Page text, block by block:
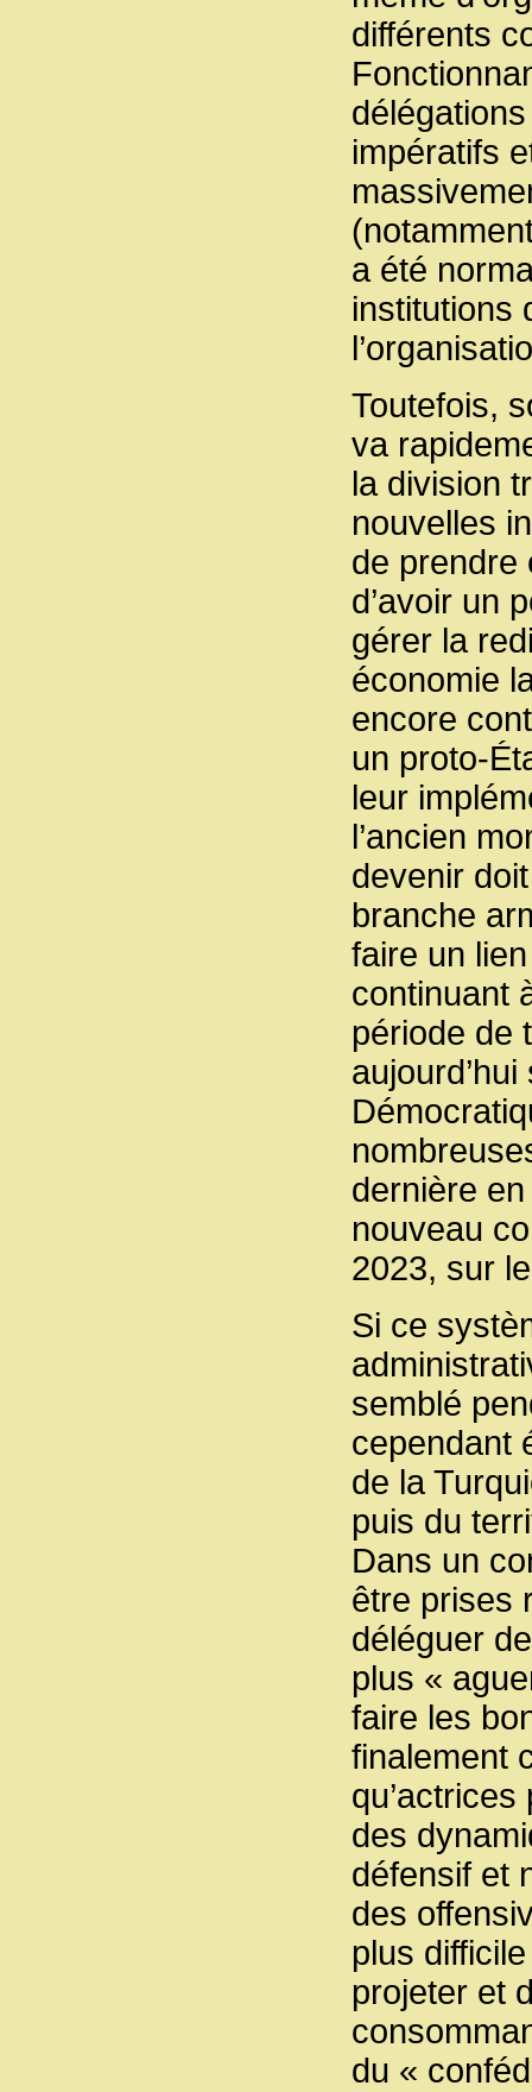
différents
impératifs
a été
institutions
Toutefois,
va
la division
nouvelles
de prendre
d’avoir un
gérer la
économie
encore
un proto-
leur
l’ancien
devenir
branche
faire un
continuant
période de
dernière
nouveau
2023, sur
Si ce
semblé
cependant
de la
puis du
Dans un
être prises
déléguer
plus «
faire les
finalement
des
défensif et
des
plus
projeter et
du «